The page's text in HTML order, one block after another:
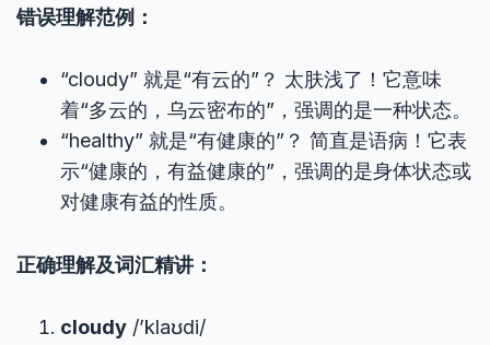
错误理解范例：
“cloudy” 就是“有云的”？ 太肤浅了！它意味
着“多云的，乌云密布的”，强调的是一种状态。
“healthy” 就是“有健康的”？ 简直是语病！它表
示“健康的，有益健康的”，强调的是身体状态或
对健康有益的性质。
正确理解及词汇精讲：
cloudy /’klaʊdi/